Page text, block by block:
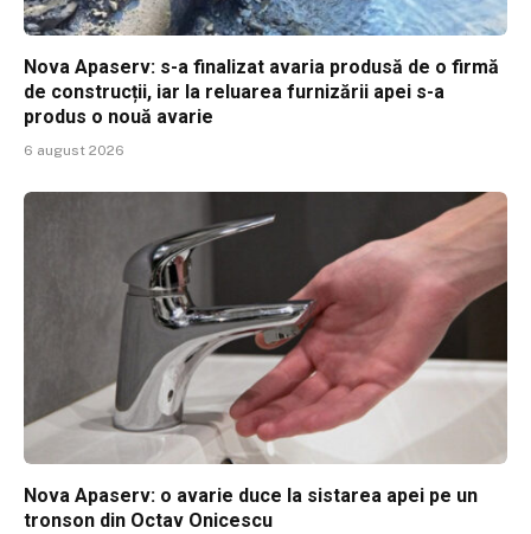
Nova Apaserv: s-a finalizat avaria produsă de o firmă
de construcții, iar la reluarea furnizării apei s-a
produs o nouă avarie
6 august 2026
Nova Apaserv: o avarie duce la sistarea apei pe un
tronson din Octav Onicescu